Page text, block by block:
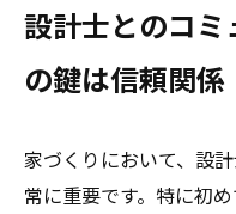
設計士とのコ
の鍵は信頼関係
家づくりにおいて、設
常に重要です。特に初